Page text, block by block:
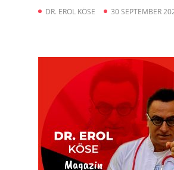
DR. EROL KÖSE 30 SEPTEMBER